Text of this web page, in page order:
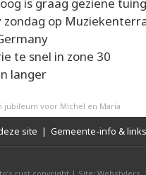
zondag op
te snel in zone 30
langer
jubileum voor Michel en Maria
site | Gemeente-info & links